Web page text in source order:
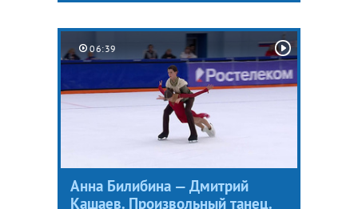
06:39
Анна Билибина — Дмитрий
Кашаев. Произвольный танец.